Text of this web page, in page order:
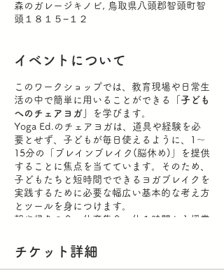
森のガレージキノビ, 鳥取県八頭郡智頭町智
頭１８１５−１２
イベントについて
このワークショップでは、教育現場や日常生
活の中で簡単に用いることができる
「子ども
へのチェアヨガ」
を学びます。
Yoga Ed.のチェアヨガは、道具や経験を必
要とせず、子どもが毎日使えるように、1～
15分の「ブレインブレイク(脳休め)」を提供
することに焦点を当てています。そのため、
子どもたちと短時間でできるヨガブレイクを
実践するために必要な幅広い基本的な考え方
とツールを身につけます。
朝や帰りの会、体育集会、休み時間から授業
め、学習を支援し、学級運営を円滑にするリ
フレッシュタイムに利用できます。
子どもたちに向けた内容ですが、クラスを通
チケット詳細